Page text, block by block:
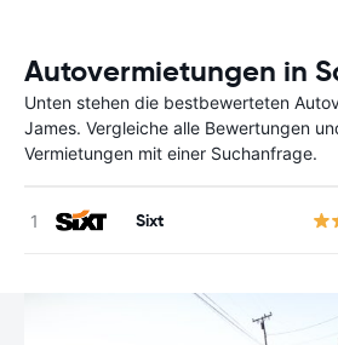
Autovermietungen in
Unten stehen die bestbewerteten
James. Vergleiche alle Bewertungen
Vermietungen mit einer Suchanfrage.
Sixt